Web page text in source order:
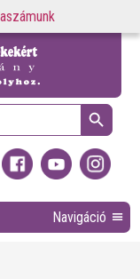
Search Button
Navigáció